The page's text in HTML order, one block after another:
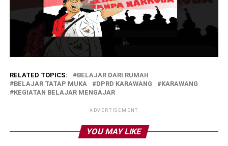
RELATED TOPICS:
BELAJAR DARI RUMAH
BELAJAR TATAP MUKA
DPRD KARAWANG
KARAWANG
KEGIATAN BELAJAR MENGAJAR
ADVERTISEMENT
YOU MAY LIKE